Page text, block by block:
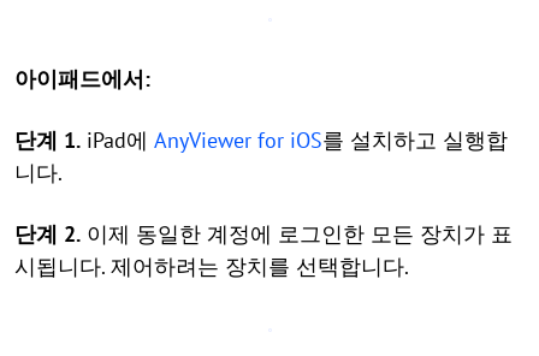
아이패드에서:
단계 1. iPad에 AnyViewer for iOS를 설치하고 실행합
니다.
단계 2. 이제 동일한 계정에 로그인한 모든 장치가 표
시됩니다. 제어하려는 장치를 선택합니다.